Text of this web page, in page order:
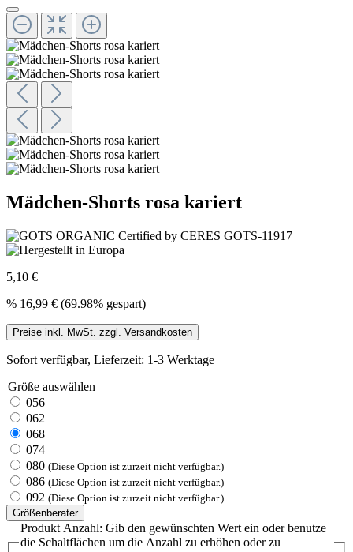
Mädchen-Shorts rosa kariert
5,10 €
% 16,99 € (69.98% gespart)
Preise inkl. MwSt. zzgl. Versandkosten
Sofort verfügbar, Lieferzeit: 1-3 Werktage
Größe auswählen
056
062
068
074
080 (Diese Option ist zurzeit nicht verfügbar.)
086 (Diese Option ist zurzeit nicht verfügbar.)
092 (Diese Option ist zurzeit nicht verfügbar.)
Größenberater
Produkt Anzahl: Gib den gewünschten Wert ein oder benutze
die Schaltflächen um die Anzahl zu erhöhen oder zu